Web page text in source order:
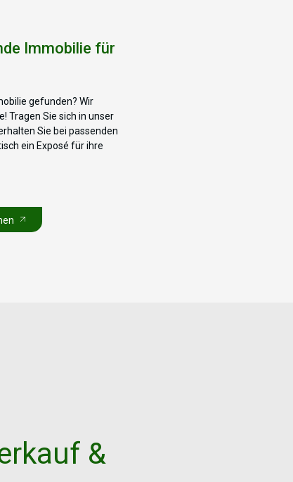
Immobilie für
gefunden? Wir
Tragen Sie sich in unser
Sie bei passenden
ein Exposé für ihre
&